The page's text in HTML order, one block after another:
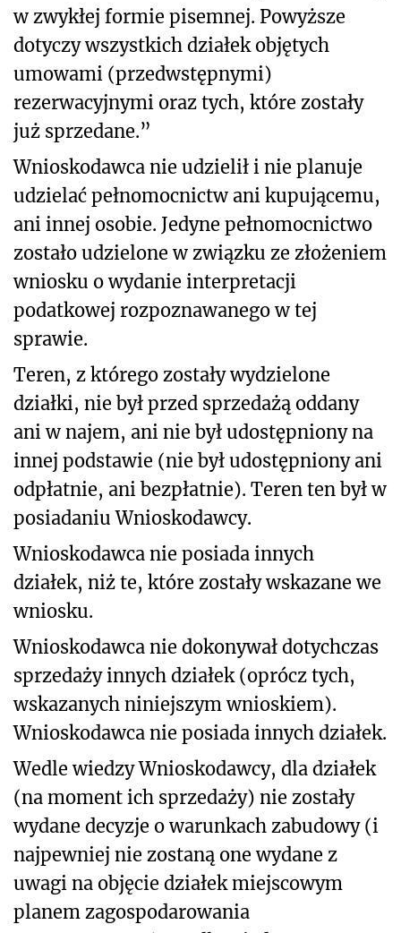
w zwykłej formie pisemnej. Powyższe
dotyczy wszystkich działek objętych
umowami (przedwstępnymi)
rezerwacyjnymi oraz tych, które zostały
już sprzedane.”
Wnioskodawca nie udzielił i nie planuje
udzielać pełnomocnictw ani kupującemu,
ani innej osobie. Jedyne pełnomocnictwo
zostało udzielone w związku ze złożeniem
wniosku o wydanie interpretacji
podatkowej rozpoznawanego w tej
sprawie.
Teren, z którego zostały wydzielone
działki, nie był przed sprzedażą oddany
ani w najem, ani nie był udostępniony na
innej podstawie (nie był udostępniony ani
odpłatnie, ani bezpłatnie). Teren ten był w
posiadaniu Wnioskodawcy.
Wnioskodawca nie posiada innych
działek, niż te, które zostały wskazane we
wniosku.
Wnioskodawca nie dokonywał dotychczas
sprzedaży innych działek (oprócz tych,
wskazanych niniejszym wnioskiem).
Wnioskodawca nie posiada innych działek.
Wedle wiedzy Wnioskodawcy, dla działek
(na moment ich sprzedaży) nie zostały
wydane decyzje o warunkach zabudowy (i
najpewniej nie zostaną one wydane z
uwagi na objęcie działek miejscowym
planem zagospodarowania